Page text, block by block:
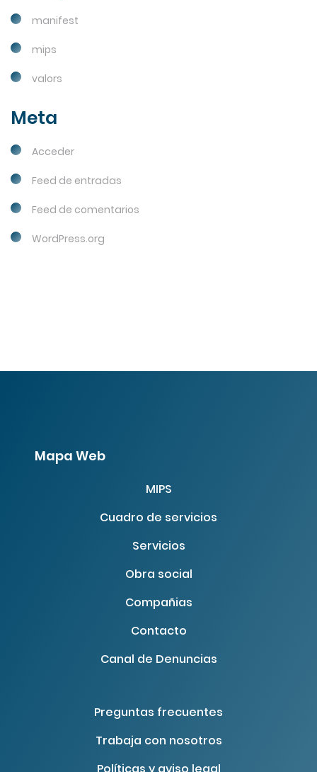
manifest
mips
valors
Meta
Acceder
Feed de entradas
Feed de comentarios
WordPress.org
Mapa Web
MIPS
Cuadro de servicios
Servicios
Obra social
Compañias
Contacto
Canal de Denuncias
Preguntas frecuentes
Trabaja con nosotros